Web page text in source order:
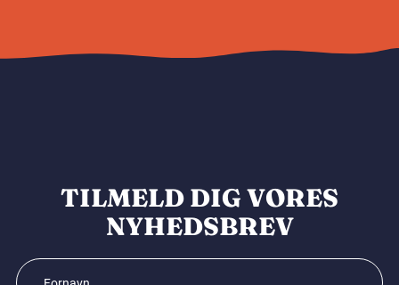
TILMELD DIG VORES
NYHEDSBREV